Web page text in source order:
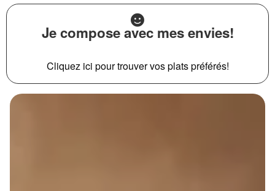
Je compose avec mes envies!
Cliquez ici pour trouver vos plats préférés!